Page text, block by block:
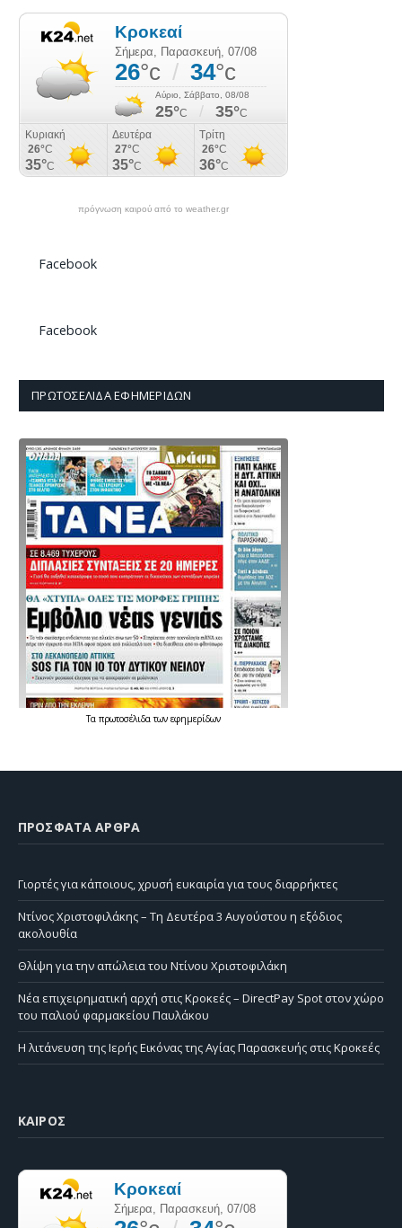
πρόγνωση καιρού από το weather.gr
Facebook
Facebook
ΠΡΩΤΟΣΈΛΙΔΑ ΕΦΗΜΕΡΊΔΩΝ
Τα πρωτοσέλιδατων εφημερίδων
ΠΡΌΣΦΑΤΑ ΆΡΘΡΑ
Γιορτές για κάποιους, χρυσή ευκαιρία για τους διαρρήκτες
Ντίνος Χριστοφιλάκης – Τη Δευτέρα 3 Αυγούστου η εξόδιος
ακολουθία
Θλίψη για την απώλεια του Ντίνου Χριστοφιλάκη
Νέα επιχειρηματική αρχή στις Κροκεές – DirectPay Spot στον χώρο
του παλιού φαρμακείου Παυλάκου
Η λιτάνευση της Ιερής Εικόνας της Αγίας Παρασκευής στις Κροκεές
ΚΑΙΡΌΣ